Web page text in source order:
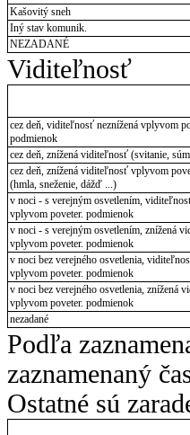
Kašovitý sneh
Iný stav komunik.
NEZADANÉ
Viditeľnosť
cez deň, viditeľnosť neznížená vplyvom
podmienok
cez deň, znížená viditeľnosť (svitanie,
cez deň, znížená viditeľnosť vplyvom
(hmla, sneženie, dážď ...)
v noci - s verejným osvetlením,
vplyvom poveter. podmienok
v noci - s verejným osvetlením, znížená
vplyvom poveter. podmienok
v noci bez verejného osvetlenia,
vplyvom poveter. podmienok
v noci bez verejného osvetlenia, znížená
vplyvom poveter. podmienok
nezadané
Podľa
zaznamenaný
Ostatné sú